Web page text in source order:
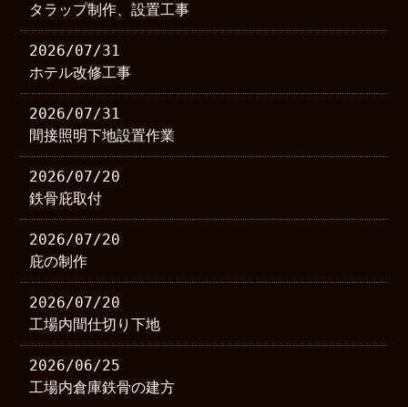
タラップ制作、設置工事
2026/07/31
ホテル改修工事
2026/07/31
間接照明下地設置作業
2026/07/20
鉄骨庇取付
2026/07/20
庇の制作
2026/07/20
工場内間仕切り下地
2026/06/25
工場内倉庫鉄骨の建方